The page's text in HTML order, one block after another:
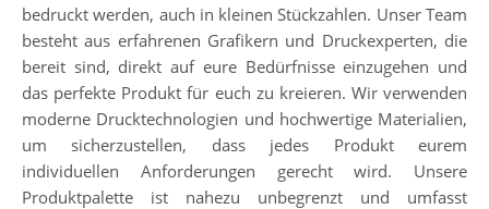
bedruckt werden, auch in kleinen Stückzahlen. Unser Team
besteht aus erfahrenen Grafikern und Druckexperten, die
bereit sind, direkt auf eure Bedürfnisse einzugehen und
das perfekte Produkt für euch zu kreieren. Wir verwenden
moderne Drucktechnologien und hochwertige Materialien,
um sicherzustellen, dass jedes Produkt eurem
individuellen Anforderungen gerecht wird. Unsere
Produktpalette ist nahezu unbegrenzt und umfasst